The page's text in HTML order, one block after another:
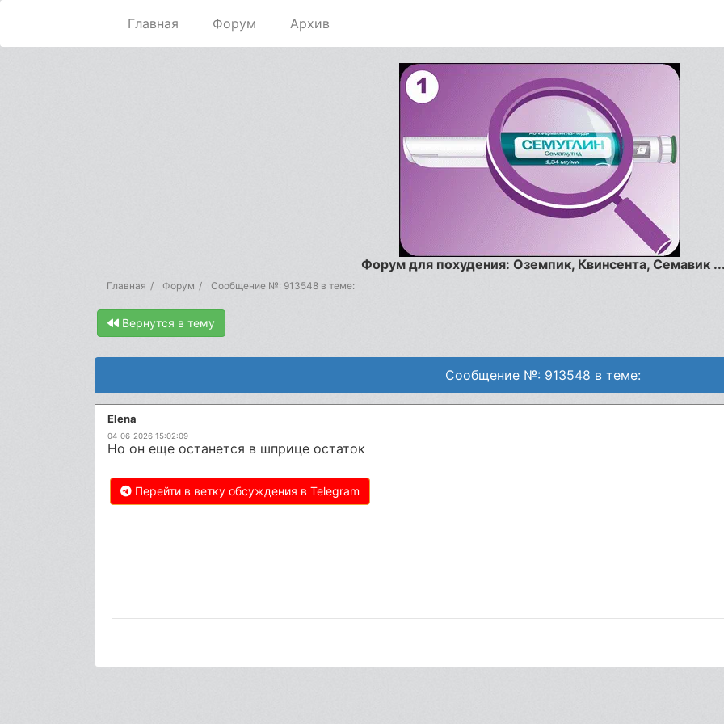
Главная Форум Архив
Форум для похудения: Оземпик, Квинсента, Семавик
Главная Форум Сообщение №: 913548 в теме:
Вернутся в тему
Сообщение №: 913548 в теме:
Elena
04-06-2026 15:02:09
Но он еще останется в шприце остаток
Перейти в ветку обсуждения в Telegram